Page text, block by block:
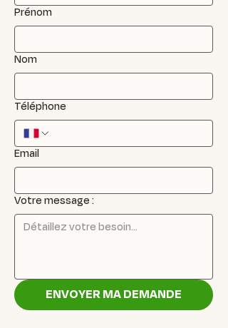
Prénom
Nom
Téléphone
Email
Votre message :
ENVOYER MA DEMANDE